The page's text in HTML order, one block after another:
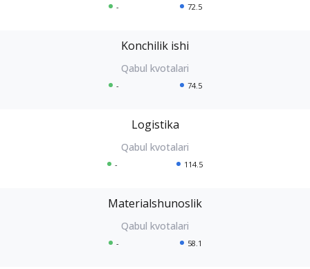
- 72.5
Konchilik ishi
- 74.5
Logistika
- 114.5
Materialshunoslik
- 58.1